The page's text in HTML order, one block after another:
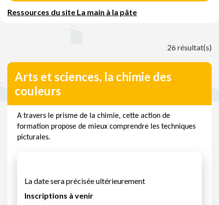
Ressources du site La main à la pâte
26 résultat(s)
Arts et sciences, la chimie des
couleurs
A travers le prisme de la chimie, cette action de
formation propose de mieux comprendre les techniques
picturales.
La date sera précisée ultérieurement
Inscriptions à venir